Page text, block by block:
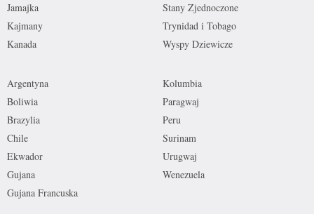
Jamajka
Kajmany
Kanada
Stany Zjednoczone
Trynidad i Tobago
Wyspy Dziewicze
Argentyna
Boliwia
Brazylia
Chile
Ekwador
Gujana
Gujana Francuska
Kolumbia
Paragwaj
Peru
Surinam
Urugwaj
Wenezuela